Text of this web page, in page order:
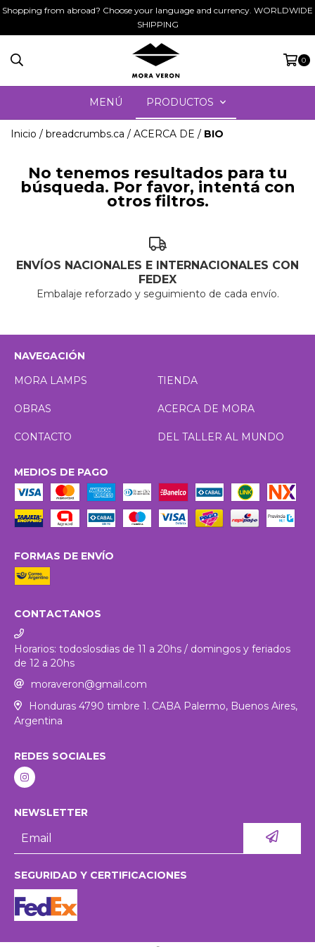
Shopping from abroad? Choose your language and currency. WORLDWIDE
SHIPPING
0
MENÚ PRODUCTOS
Inicio / breadcrumbs.ca / ACERCA DE / BIO
No tenemos resultados para tu
búsqueda. Por favor, intentá con
otros filtros.
ENVÍOS NACIONALES E INTERNACIONALES CON
FEDEX
Embalaje reforzado y seguimiento de cada envío.
NAVEGACIÓN
MORA LAMPS
TIENDA
OBRAS ACERCA DE MORA
CONTACTO DEL TALLER AL MUNDO
MEDIOS DE PAGO
FORMAS DE ENVÍO
CONTACTANOS
Horarios: todoslosdias de 11 a 20hs / domingos y feriados
de 12 a 20hs
moraveron@gmail.com
Honduras 4790 timbre 1. CABA Palermo, Buenos Aires,
Argentina
REDES SOCIALES
NEWSLETTER
SEGURIDAD Y CERTIFICACIONES